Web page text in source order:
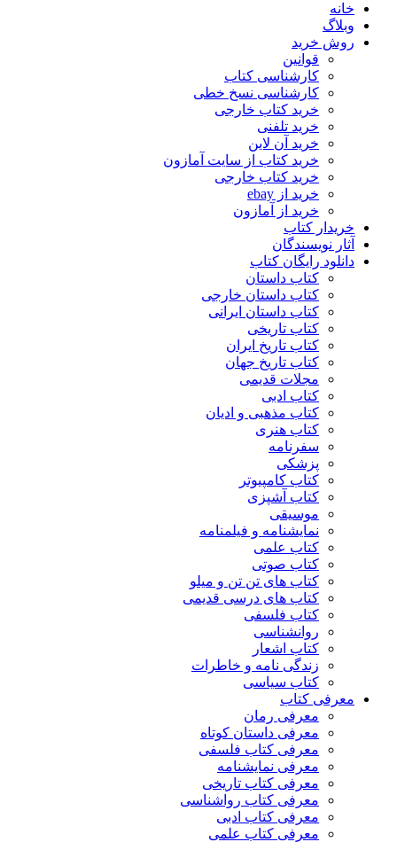
خانه
وبلاگ
روش خرید
قوانین
کارشناسی کتاب
کارشناسی نسخ خطی
خرید کتاب خارجی
خرید تلفنی
خرید آن لاین
خرید کتاب از سایت آمازون
خرید کتاب خارجی
خرید از ebay
خرید از آمازون
خریدار کتاب
آثار نویسندگان
دانلود رایگان کتاب
کتاب داستان
کتاب داستان خارجی
کتاب داستان ایرانی
کتاب تاریخی
کتاب تاریخ ایران
کتاب تاریخ جهان
مجلات قدیمی
کتاب ادبی
کتاب مذهبی و ادیان
کتاب هنری
سفرنامه
پزشکی
کتاب کامپیوتر
کتاب آشپزی
موسیقی
نمایشنامه و فیلمنامه
کتاب علمی
کتاب صوتی
کتاب های تن تن و میلو
کتاب های درسی قدیمی
کتاب فلسفی
روانشناسی
کتاب اشعار
زندگی نامه و خاطرات
کتاب سیاسی
معرفی کتاب
معرفی رمان
معرفی داستان کوتاه
معرفی کتاب فلسفی
معرفی نمایشنامه
معرفی کتاب تاریخی
معرفی کتاب رواشناسی
معرفی کتاب ادبی
معرفی کتاب علمی